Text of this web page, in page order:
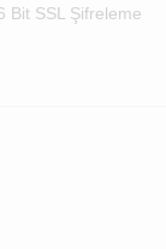
Bit SSL Şifreleme